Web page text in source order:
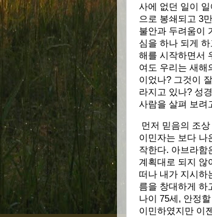
사에 없던 일이
으로 봉쇄되고 3
불안과 두려움이
심을 하나 되게
해를 시작하면서
여도 우리는 새해
이었나? 그것이
라지고 있나? 성
사람을 살펴 보려
먼저 믿음의 조
이민자는 보다 나
작한다. 아브라함
계획대로 되지 않
떠나 내가 지시하
름을 창대하게 하
나이 75세, 안정
이민하였지만 이